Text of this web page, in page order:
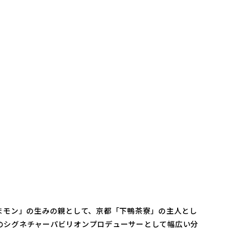
ン」の生みの親として、京都「下鴨茶寮」の主人とし
グネチャーパビリオンプロデューサーとして幅広い分